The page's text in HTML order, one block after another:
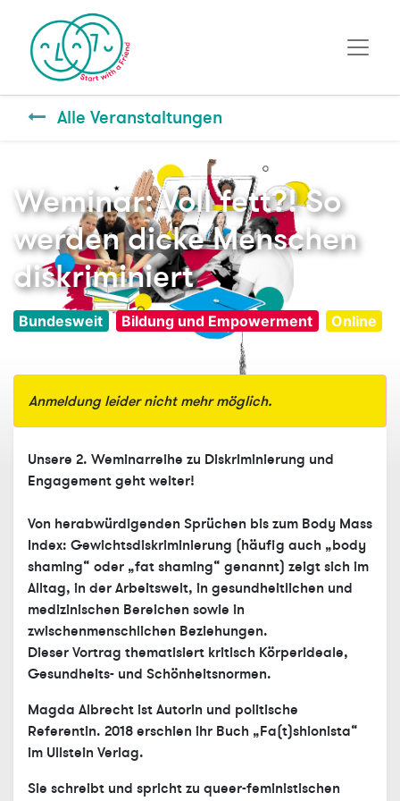
Alle Veranstaltungen
Weminar: Voll fett?! So
werden dicke Menschen
diskriminiert
Bundesweit Bildung und Empowerment Online
Anmeldung leider nicht mehr möglich.
Unsere 2. Weminarreihe zu Diskriminierung und
Engagement geht weiter!
Von herabwürdigenden Sprüchen bis zum Body Mass
Index: Gewichtsdiskriminierung (häufig auch „body
shaming“ oder „fat shaming“ genannt) zeigt sich im
Alltag, in der Arbeitswelt, in gesundheitlichen und
medizinischen Bereichen sowie in
zwischenmenschlichen Beziehungen.
Dieser Vortrag thematisiert kritisch Körperideale,
Gesundheits- und Schönheitsnormen.
Magda Albrecht ist Autorin und politische
Referentin. 2018 erschien ihr Buch „Fa(t)shionista“
im Ullstein Verlag.
Sie schreibt und spricht zu queer-feministischen